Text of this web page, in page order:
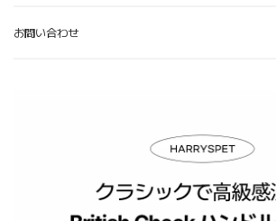
お問い合わせ